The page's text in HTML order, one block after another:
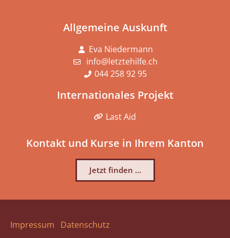
Allgemeine Auskunft
Eva Niedermann
info@letztehilfe.ch
044 258 92 95
Internationales Projekt
Last Aid
Kontakt und Kurse in Ihrem Kanton
Jetzt finden …
Impressum Datenschutz